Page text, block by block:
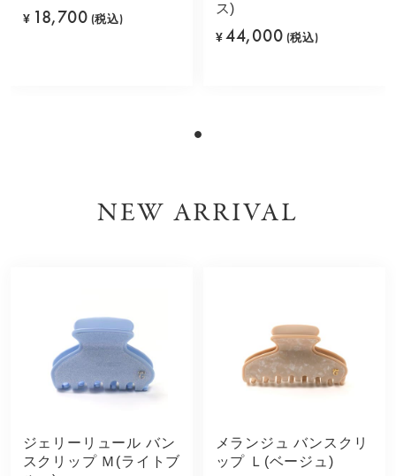
¥ 18,700 (税込)
ス)
¥44,000 (税込)
NEW ARRIVAL
ジェリーリュール バン
スクリップ Ｍ(ライトブ
メランジュ バンスクリ
ップ Ｌ(ベージュ)